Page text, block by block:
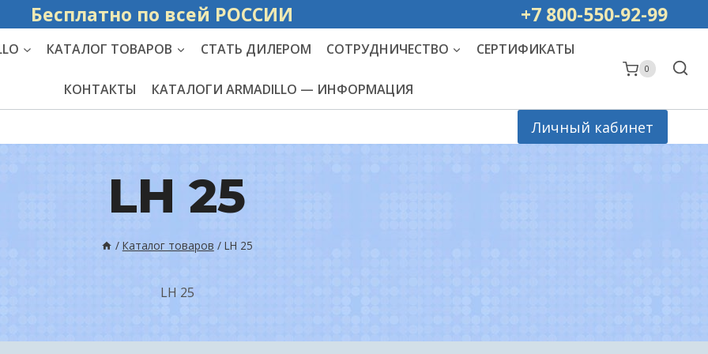
Бесплатно по всей РОССИИ +7 800-550-92-99
КАТАЛОГ ТОВАРОВ СТАТЬ ДИЛЕРОМ СОТРУДНИЧЕСТВО СЕРТИФИКАТЫ
КОНТАКТЫ КАТАЛОГИ ARMADILLO — ИНФОРМАЦИЯ
0
Личный кабинет
LH 25
/ Каталог товаров / LH 25
LH 25